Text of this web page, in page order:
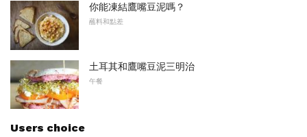
你能凍結鷹嘴豆泥嗎？
蘸料和點差
土耳其和鷹嘴豆泥三明治
午餐
Users choice